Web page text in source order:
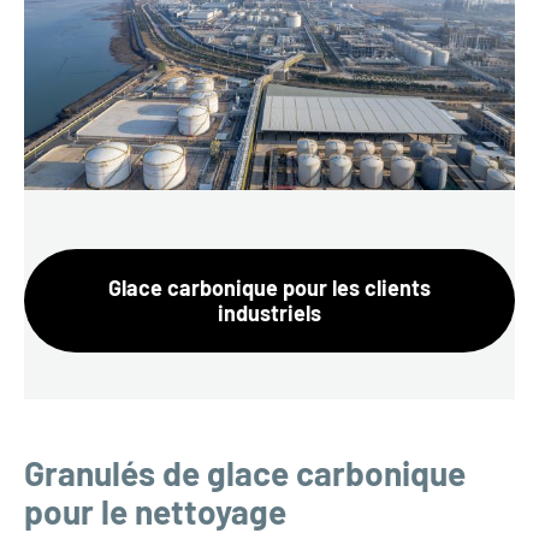
Glace carbonique pour les clients
industriels
Granulés de glace carbonique
pour le nettoyage